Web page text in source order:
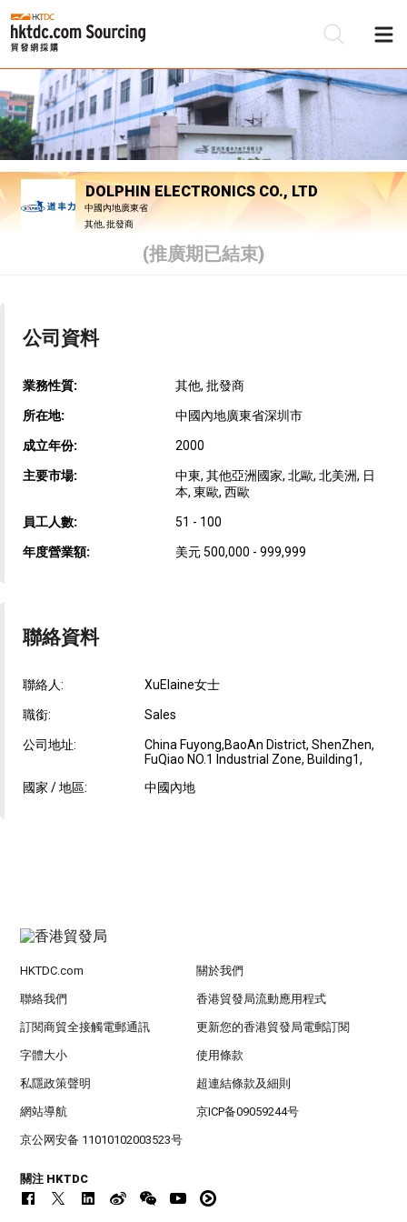
DOLPHIN ELECTRONICS CO., LTD
中國內地廣東省
其他, 批發商
(推廣期已結束)
公司資料
業務性質: 其他, 批發商
所在地: 中國內地廣東省深圳市
成立年份: 2000
主要市場:
中東, 其他亞洲國家, 北歐, 北美洲, 日
本, 東歐, 西歐
員工人數: 51 - 100
年度營業額: 美元 500,000 - 999,999
聯絡資料
聯絡人: XuElaine女士
職銜: Sales
公司地址:
China Fuyong,BaoAn District, ShenZhen,
FuQiao NO.1 Industrial Zone, Building1,
國家 / 地區:
中國內地
HKTDC.com 關於我們
聯絡我們 香港貿發局流動應用程式
訂閱商貿全接觸電郵通訊 更新您的香港貿發局電郵訂閱
字體大小 使用條款
私隱政策聲明 超連結條款及細則
網站導航 京ICP备09059244号
京公网安备 11010102003523号
關注 HKTDC